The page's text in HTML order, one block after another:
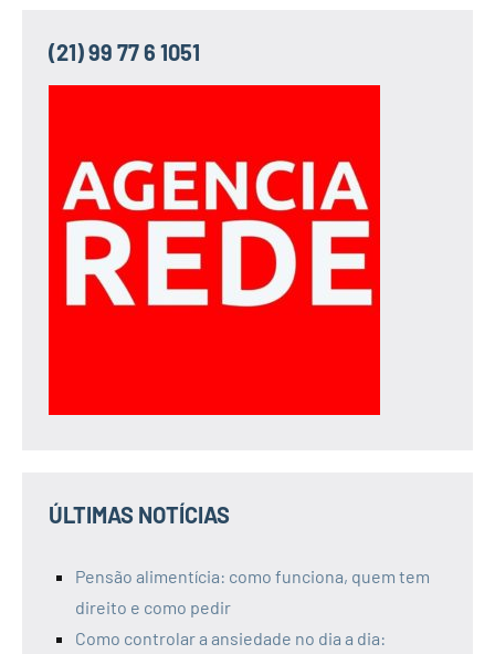
(21) 99 77 6 1051
ÚLTIMAS NOTÍCIAS
Pensão alimentícia: como funciona, quem tem
direito e como pedir
Como controlar a ansiedade no dia a dia: